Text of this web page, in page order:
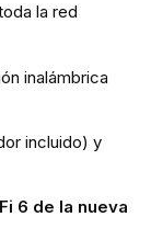
la red
inalámbrica
incluido) y
6 de la nueva